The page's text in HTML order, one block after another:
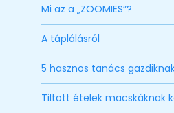
Mi az a „ZOOMIES”?
A táplálásról
5 hasznos tanács
Tiltott ételek macskáknak